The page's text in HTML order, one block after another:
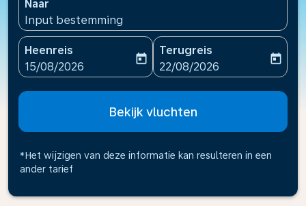
Naar
Input bestemming
Heenreis
fc-booking-departure-date-aria-label
15/08/2026
today
Terugreis
fc-booking-return-date-
22/08/2026
today
Bekijk vluchten
*Het wijzigen van deze informatie kan resulteren in een
ander tarief